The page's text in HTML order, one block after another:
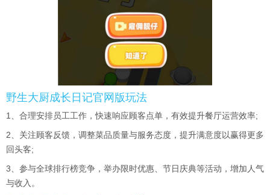
野生大厨成长日记官网版玩法
1、合理安排员工工作，快速响应顾客点单，有效提升餐厅运营效率;
2、关注顾客反馈，调整菜品质量与服务态度，提升满意度以赢得更多
回头客;
3、参与全球排行榜竞争，举办限时优惠、节日庆典等活动，增加人气
与收入。